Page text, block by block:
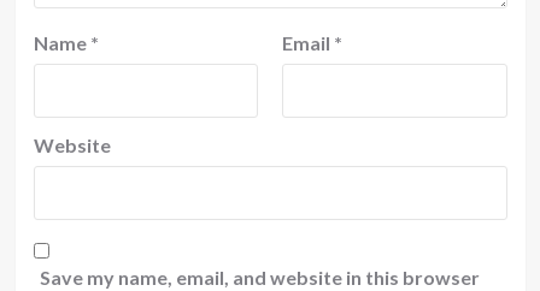
Name * Email *
Website
Save my name, email, and website in this browser